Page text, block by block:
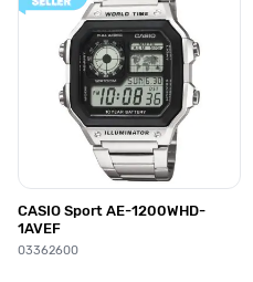
CASIO Sport AE-1200WHD-
1AVEF
03362600